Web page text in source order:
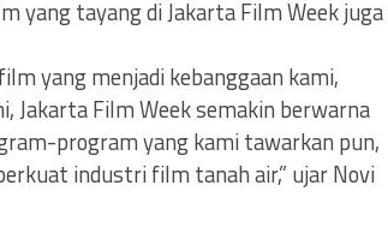
yang tayang di Jakarta Film Week juga
yang menjadi kebanggaan kami,
Jakarta Film Week semakin berwarna
program yang kami tawarkan pun,
industri film tanah air,” ujar Novi